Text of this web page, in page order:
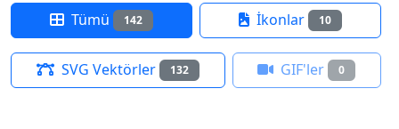
Tümü 142 İkonlar 10
SVG Vektörler 132 GIF'ler 0